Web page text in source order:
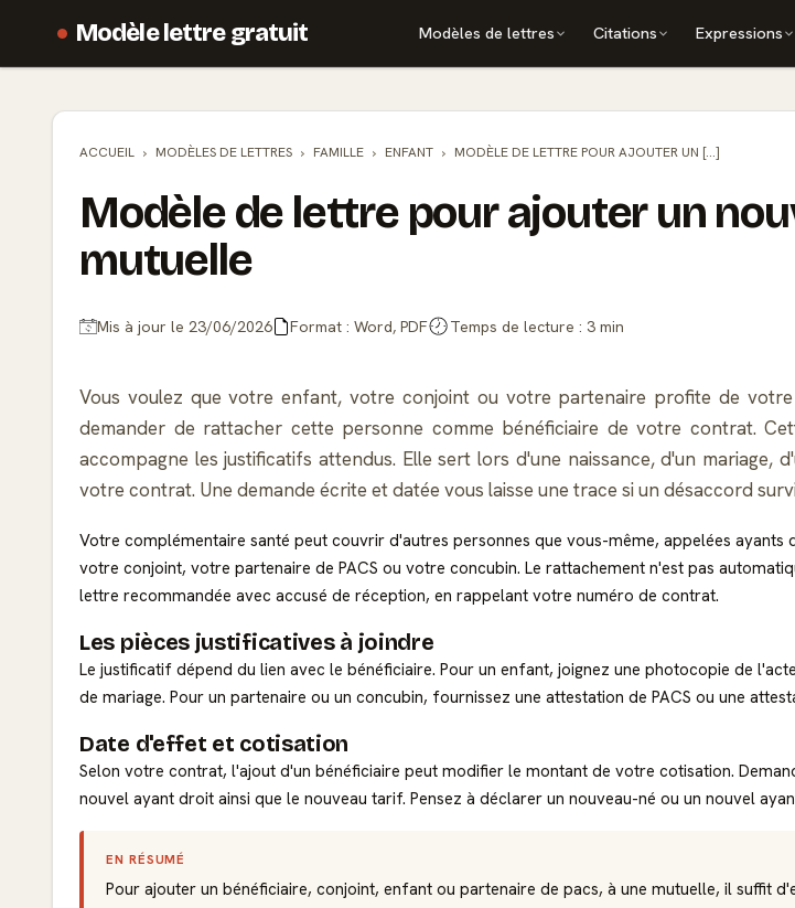
Modèle lettre gratuit Modèles de lettres Citations Expressions
ACCUEIL MODÈLES DE LETTRES FAMILLE ENFANT MODÈLE DE LETTRE POUR AJOUTER UN [...]
Modèle de lettre pour ajouter un
mutuelle
Mis à jour le 23/06/2026 Format : Word, PDF Temps de lecture : 3 min
Vous voulez que votre enfant, votre conjoint ou votre partenaire profite de
demander de rattacher cette personne comme bénéficiaire de votre contrat.
accompagne les justificatifs attendus. Elle sert lors d'une naissance, d'un
votre contrat. Une demande écrite et datée vous laisse une trace si un désaccord
Votre complémentaire santé peut couvrir d'autres personnes que vous-même, appelées
votre conjoint, votre partenaire de PACS ou votre concubin. Le rattachement n'est pas
lettre recommandée avec accusé de réception, en rappelant votre numéro de contrat.
Les pièces justificatives à joindre
Le justificatif dépend du lien avec le bénéficiaire. Pour un enfant, joignez une photocopie de l'
de mariage. Pour un partenaire ou un concubin, fournissez une attestation de PACS ou une
Date d'effet et cotisation
Selon votre contrat, l'ajout d'un bénéficiaire peut modifier le montant de votre cotisation.
nouvel ayant droit ainsi que le nouveau tarif. Pensez à déclarer un nouveau-né ou un nouvel
EN RÉSUMÉ
Pour ajouter un bénéficiaire, conjoint, enfant ou partenaire de pacs, à une mutuelle, il suffit